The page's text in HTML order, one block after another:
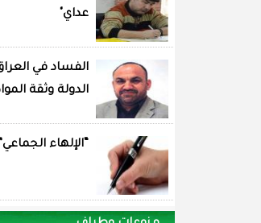
عداي"
الفساد في
الدولة وثقة
“الإلهاء